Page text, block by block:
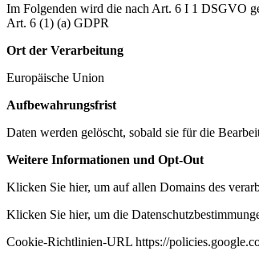
Im Folgenden wird die nach Art. 6 I 1 DSGVO
Art. 6 (1) (a) GDPR
Ort der Verarbeitung
Europäische Union
Aufbewahrungsfrist
Daten werden gelöscht, sobald sie für die
Weitere Informationen und Opt-Out
Klicken Sie hier, um auf allen Domains des
Klicken Sie hier, um die
Cookie-Richtlinien-URL https://